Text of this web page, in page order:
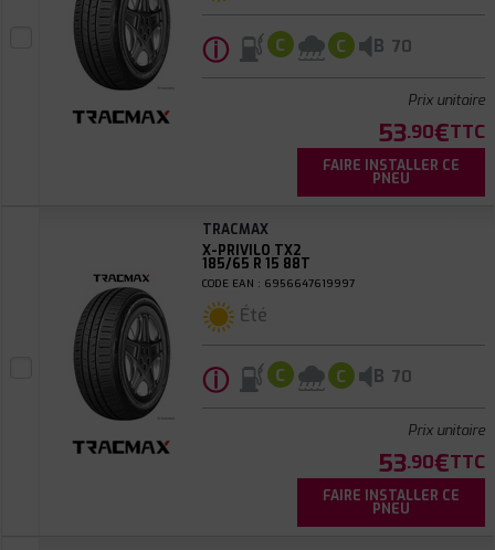
ⓘ C C B 70
Prix unitaire
53.90€TTC
FAIRE INSTALLER CE
PNEU
TRACMAX
X-PRIVILO TX2
185/65 R 15 88T
CODE EAN : 6956647619997
Été
ⓘ C C B 70
Prix unitaire
53.90€TTC
FAIRE INSTALLER CE
PNEU